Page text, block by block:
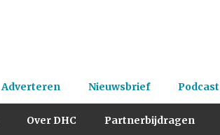
Adverteren Nieuwsbrief Podcast
Over DHC Partnerbijdragen